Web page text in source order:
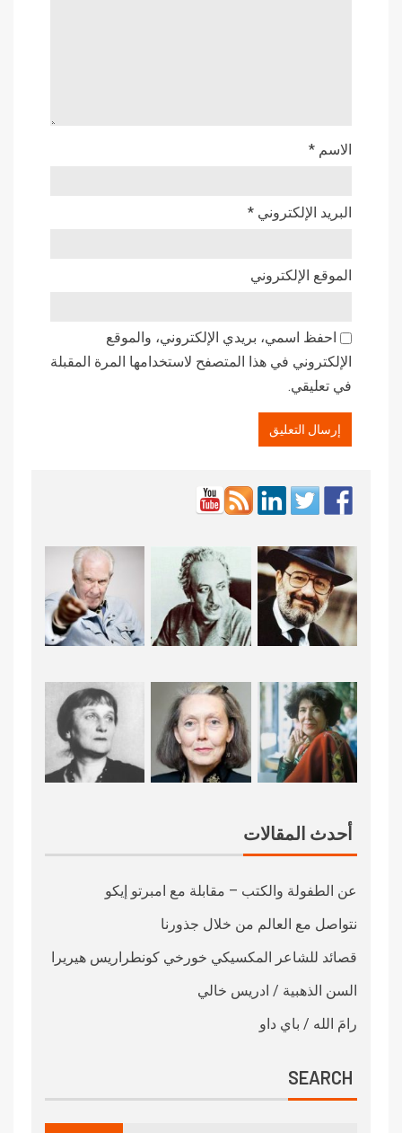
الاسم *
البريد الإلكتروني *
الموقع الإلكتروني
احفظ اسمي، بريدي الإلكتروني، والموقع
الإلكتروني في هذا المتصفح لاستخدامها المرة المقبلة
في تعليقي.
أحدث المقالات
عن الطفولة والكتب – مقابلة مع امبرتو إيكو
نتواصل مع العالم من خلال جذورنا
قصائد للشاعر المكسيكي خورخي كونطراريس هيريرا
السن الذهبية / ادريس خالي
رامَ الله / باي داو
SEARCH